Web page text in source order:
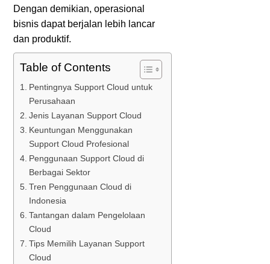
Dengan demikian, operasional
bisnis dapat berjalan lebih lancar
dan produktif.
Table of Contents
Pentingnya Support Cloud untuk
Perusahaan
Jenis Layanan Support Cloud
Keuntungan Menggunakan
Support Cloud Profesional
Penggunaan Support Cloud di
Berbagai Sektor
Tren Penggunaan Cloud di
Indonesia
Tantangan dalam Pengelolaan
Cloud
Tips Memilih Layanan Support
Cloud